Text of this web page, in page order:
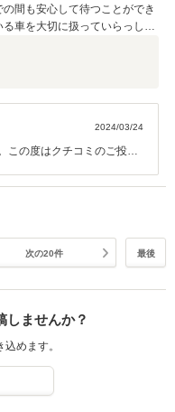
間も安心して待つことができ
車を大切に扱っていらっしゃ
っています
2024/03/24
この度はクチコミのご投稿
車後の無料点検にもお越し
た何かございましたら、お
しております。
次の20件 最後
しませんか？
めます。